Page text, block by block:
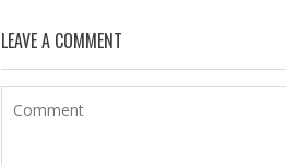
LEAVE A COMMENT